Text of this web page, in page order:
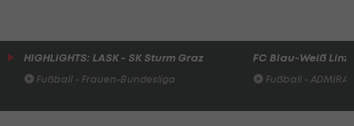
HIGHLIGHTS: LASK - SK Sturm Graz
Fußball - Frauen-Bundesliga
FC Blau-Weiß Linz
Fußball -